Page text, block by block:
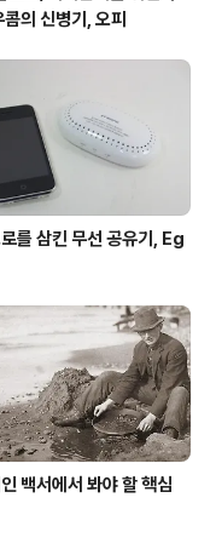
의 신병기, 오피
를 삼킨 무선 공유기, Eg
백서에서 봐야 할 핵심